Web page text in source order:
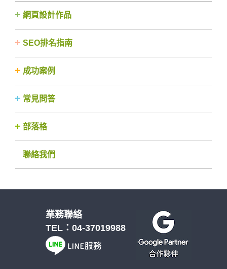
網頁設計作品
SEO排名指南
成功案例
常見問答
部落格
聯絡我們
業務聯絡
TEL： 04-37019988